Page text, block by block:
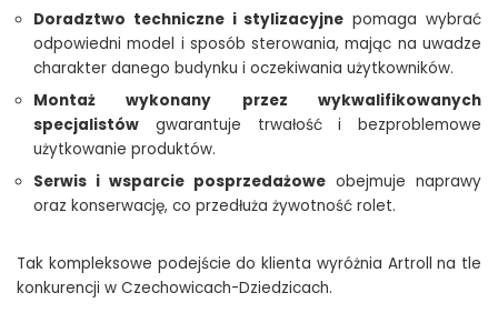
Doradztwo techniczne i stylizacyjne pomaga wybrać
odpowiedni model i sposób sterowania, mając na uwadze
charakter danego budynku i oczekiwania użytkowników.
Montaż wykonany przez wykwalifikowanych
specjalistów gwarantuje trwałość i bezproblemowe
użytkowanie produktów.
Serwis i wsparcie posprzedażowe obejmuje naprawy
oraz konserwację, co przedłuża żywotność rolet.
Tak kompleksowe podejście do klienta wyróżnia Artroll na tle
konkurencji w Czechowicach-Dziedzicach.